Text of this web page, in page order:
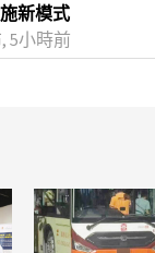
新模式
5小時前